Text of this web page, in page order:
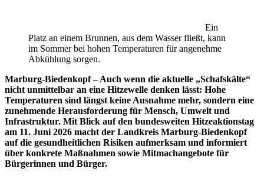
Ein
Platz an einem Brunnen, aus dem Wasser fließt, kann
im Sommer bei hohen Temperaturen für angenehme
Abkühlung sorgen.
Marburg-Biedenkopf – Auch wenn die aktuelle „Schafskälte“
nicht unmittelbar an eine Hitzewelle denken lässt: Hohe
Temperaturen sind längst keine Ausnahme mehr, sondern eine
zunehmende Herausforderung für Mensch, Umwelt und
Infrastruktur. Mit Blick auf den bundesweiten Hitzeaktionstag
am 11. Juni 2026 macht der Landkreis Marburg-Biedenkopf
auf die gesundheitlichen Risiken aufmerksam und informiert
über konkrete Maßnahmen sowie Mitmachangebote für
Bürgerinnen und Bürger.